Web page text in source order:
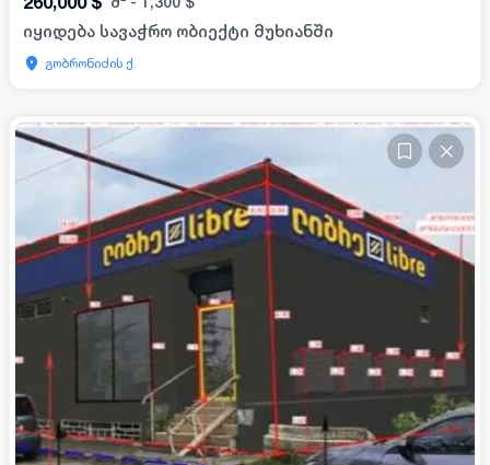
იყიდება სავაჭრო ობიექტი მუხიანში
გობრონიძის ქ.